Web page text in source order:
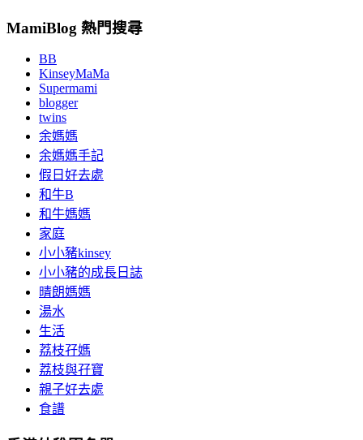
MamiBlog 熱門搜尋
BB
KinseyMaMa
Supermami
blogger
twins
余媽媽
余媽媽手記
假日好去處
和牛B
和牛媽媽
家庭
小小豬kinsey
小小豬的成長日誌
晴朗媽媽
湯水
生活
荔枝孖媽
荔枝與孖寶
親子好去處
食譜